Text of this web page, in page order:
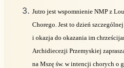
Jutro jest wspomnienie NMP z
Chorego. Jest to dzień
i okazja do okazania im
Archidiecezji Przemyskiej
na Mszę św. w intencji chorych o